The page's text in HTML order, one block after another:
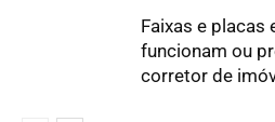
Faixas e placas
funcionam ou
corretor de